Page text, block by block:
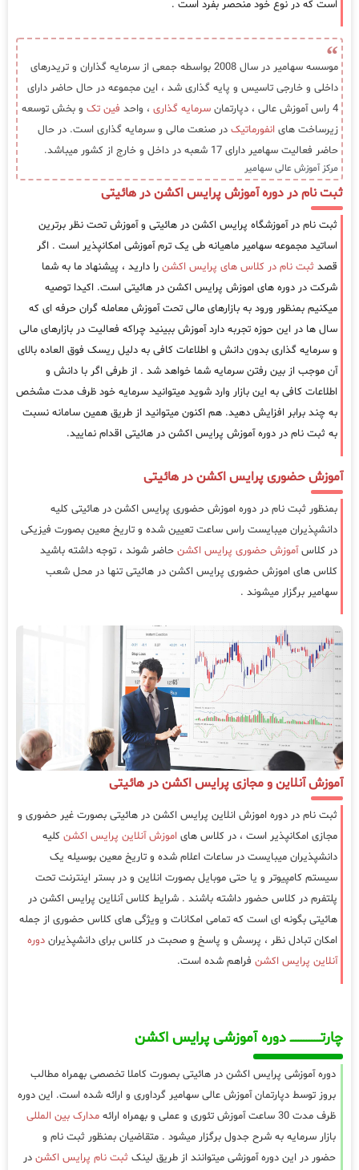
است که در نوع خود منحصر بفرد است .
موسسه سهامیر در سال 2008 بواسطه جمعی از سرمایه گذاران و تریدرهای
داخلی و خارجی تاسیس و پایه گذاری شد ، این مجموعه در حال حاضر دارای
4 راس آموزش عالی ، دپارتمان
سرمایه گذاری ، واحد فین تک و بخش توسعه
زیرساخت های انفورماتیک در صنعت مالی و سرمایه گذاری است. در حال
حاضر فعالیت سهامیر دارای 17 شعبه در داخل و خارج از کشور میباشد.
مرکز آموزش عالی سهامیر
ثبت نام در دوره آموزش پرایس اکشن در هائیتی
ثبت نام در آموزشگاه پرایس اکشن در هائیتی و آموزش تحت نظر برترین
اساتید مجموعه سهامیر ماهیانه طی یک ترم آموزشی امکانپذیر است . اگر
قصد ثبت نام در کلاس های پرایس اکشن را دارید ، پیشنهاد ما به شما
شرکت در دوره های اموزش پرایس اکشن در هائیتی است. اکیدا توصیه
میکنیم بمنظور ورود به بازارهای مالی تحت آموزش معامله گران حرفه ای که
سال ها در این حوزه تجربه دارد آموزش ببینید چراکه فعالیت در بازارهای مالی
و سرمایه گذاری بدون دانش و اطلاعات کافی به دلیل ریسک فوق العاده بالای
آن موجب از بین رفتن سرمایه شما خواهد شد . از طرفی اگر با دانش و
اطلاعات کافی به این بازار وارد شوید میتوانید سرمایه خود ظرف مدت مشخص
به چند برابر افزایش دهید. هم اکنون میتوانید از طریق همین سامانه نسبت
به ثبت نام در دوره آموزش پرایس اکشن در هائیتی اقدام نمایید.
آموزش حضوری پرایس اکشن در هائیتی
بمنظور ثبت نام در دوره اموزش حضوری پرایس اکشن در هائیتی کلیه
دانشپذیران میبایست راس ساعت تعیین شده و تاریخ معین بصورت فیزیکی
در کلاسآموزش حضوری پرایس اکشن حاضر شوند ، توجه داشته باشید
کلاس های اموزش حضوری پرایس اکشن در هائیتی تنها در محل شعب
سهامیر برگزار میشوند .
آموزش آنلاین و مجازی پرایس اکشن در هائیتی
ثبت نام در دوره اموزش انلاین پرایس اکشن در هائیتی بصورت غیر حضوری و
مجازی امکانپذیر است ، در کلاس های اموزش آنلاین پرایس اکشن کلیه
دانشپذیران میبایست در ساعات اعلام شده و تاریخ معین بوسیله یک
سیستم کامپیوتر و یا حتی موبایل بصورت انلاین و در بستر اینترنت تحت
پلتفرم در کلاس حضور داشته باشند . شرایط کلاس آنلاین پرایس اکشن در
هائیتی بگونه ای است که تمامی امکانات و ویژگی های کلاس حضوری از جمله
امکان تبادل نظر ، پرسش و پاسخ و صحبت در کلاس برای دانشپذیران دوره
آنلاین پرایس اکشن فراهم شده است.
چارتـــــــــــــــــــ دوره آموزشی پرایس اکشن
دوره آموزشی پرایس اکشن در هائیتی بصورت کاملا تخصصی بهمراه مطالب
بروز توسط دپارتمان آموزش عالی سهامیر گرداوری و ارائه شده است. این دوره
ظرف مدت 30 ساعت آموزش تئوری و عملی و بهمراه ارائه
مدارک بین المللی
بازار سرمایه به شرح جدول برگزار میشود . متقاضیان بمنظور ثبت نام و
حضور در این دوره آموزشی میتوانند از طریق لینک ثبت نام پرایس اکشن در